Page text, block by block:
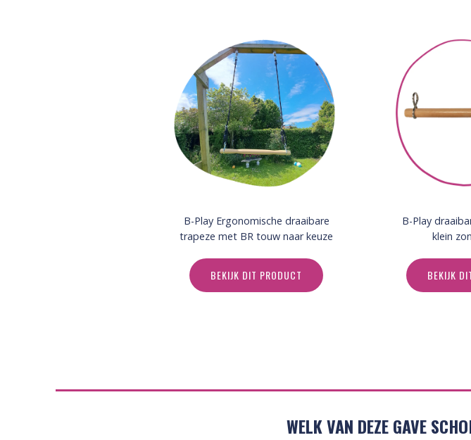
B-Play Ergonomische draaibare
trapeze met BR touw naar keuze
BEKIJK DIT PRODUCT
B-Play
klein
BEKIJK
WELK VAN DEZE GAVE